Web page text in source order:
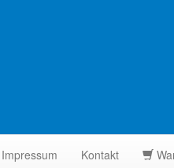
Impressum Kontakt